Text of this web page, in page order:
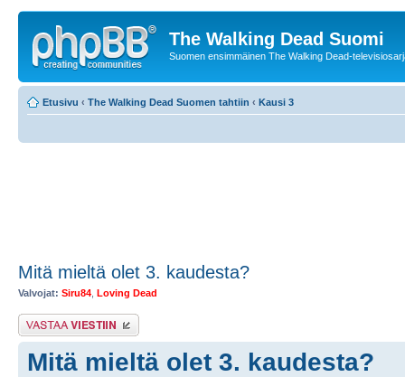
The Walking Dead Suomi
Suomen ensimmäinen The Walking Dead-
Etusivu ‹ The Walking Dead Suomen tahtiin ‹ Kausi 3
Mitä mieltä olet 3. kaudesta?
Valvojat: Siru84 Loving Dead
Lähetä vastaus
Mitä mieltä olet 3. kaudesta?